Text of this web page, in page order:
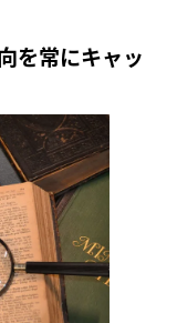
を常にキャッ